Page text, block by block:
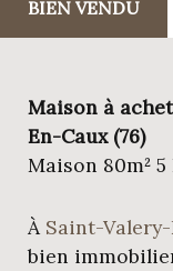
BIEN VENDU
Maison à
En-Caux (76)
Maison 80m²
À Saint-
bien